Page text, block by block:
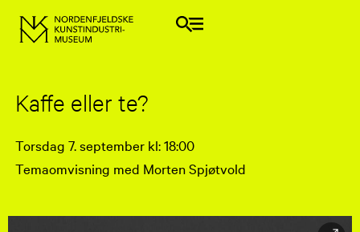
Kaffe eller te?
Torsdag 7. september kl: 18:00
Temaomvisning med Morten Spjøtvold